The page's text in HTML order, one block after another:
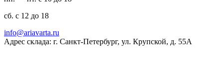
сб. с 12 до 18
ur.atravaira@ofni
Адрес склада: г. Санкт-Петербург, ул. Крупской, д. 55А